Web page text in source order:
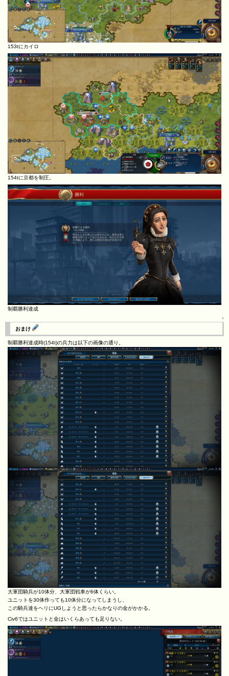
153tにカイロ
154tに京都を制圧。
制覇勝利達成
↑
おまけ
制覇勝利達成時(154t)の兵力は以下の画像の通り。
大軍団騎兵が10体分、大軍団戦車が6体くらい。
ユニットを30体作っても10体分になってしまうし、
この騎兵達をヘリにUGしようと思ったらかなりの金がかかる。
Civ6ではユニットと金はいくらあっても足りない。